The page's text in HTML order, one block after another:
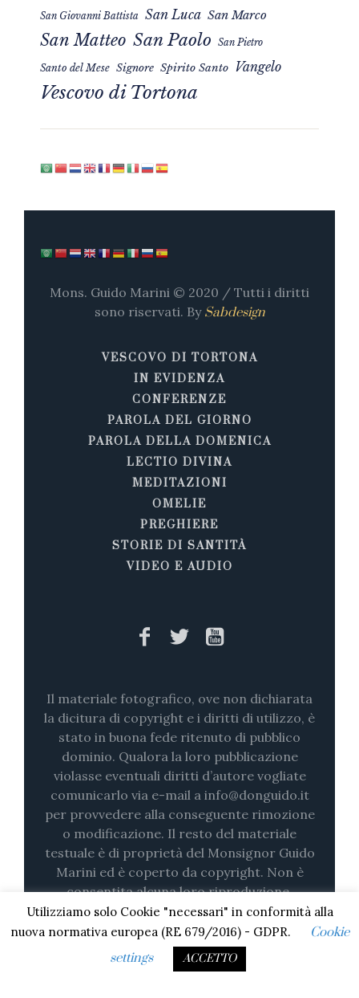
San Giovanni Battista San Luca San Marco
San Matteo San Paolo San Pietro
Santo del Mese Signore Spirito Santo Vangelo
Vescovo di Tortona
Mons. Guido Marini © 2020 / Tutti i diritti
sono riservati. By Sabdesign
VESCOVO DI TORTONA
IN EVIDENZA
CONFERENZE
PAROLA DEL GIORNO
PAROLA DELLA DOMENICA
LECTIO DIVINA
MEDITAZIONI
OMELIE
PREGHIERE
STORIE DI SANTITÀ
VIDEO E AUDIO
Il materiale fotografico, ove non dichiarata
la dicitura di copyright e i diritti di utilizzo, è
stato in buona fede ritenuto di pubblico
dominio. Qualora la loro pubblicazione
violasse eventuali diritti d’autore vogliate
comunicarlo via e-mail a info@donguido.it
per provvedere alla conseguente rimozione
o modificazione. Il resto del materiale
testuale è di proprietà del Monsignor Guido
Marini ed è coperto da copyright. Non è
consentita alcuna loro riproduzione,
nemmeno parziale (su stampa o in digitale)
senza il consenso esplicito.
Utilizziamo solo Cookie "necessari" in conformità alla
nuova normativa europea (RE 679/2016) - GDPR.
Cookie
settings
ACCETTO